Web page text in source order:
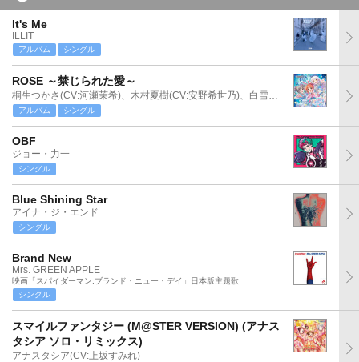
It's Me
ILLIT
アルバム シングル
ROSE ～禁じられた愛～
桐生つかさ(CV:河瀬茉希)、木村夏樹(CV:安野希世乃)、白雪千夜(CV:関口理咲)
アルバム シングル
OBF
ジョー・力一
シングル
Blue Shining Star
アイナ・ジ・エンド
シングル
Brand New
Mrs. GREEN APPLE
映画「スパイダーマン:ブランド・ニュー・デイ」日本版主題歌
シングル
スマイルファンタジー (M@STER VERSION) (アナス
タシア ソロ・リミックス)
アナスタシア(CV:上坂すみれ)